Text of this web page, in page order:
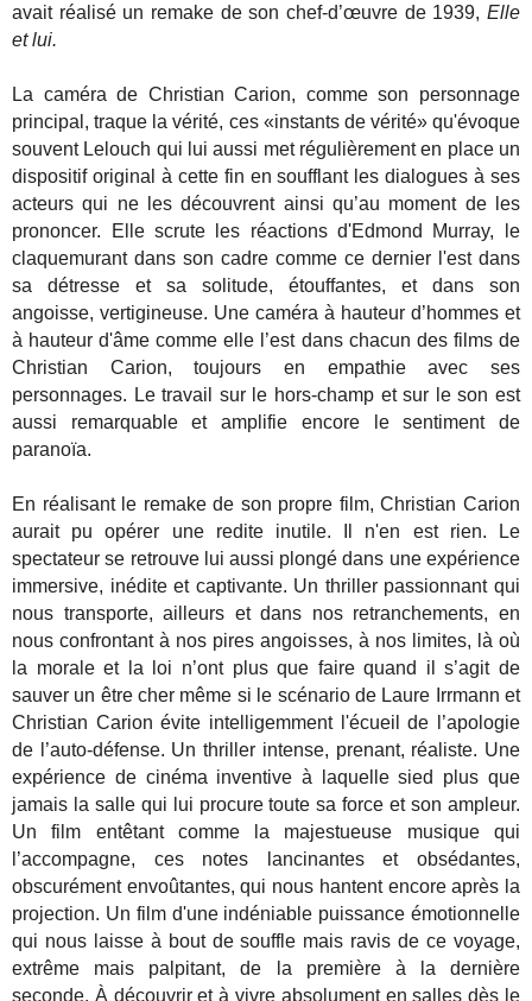
avait réalisé un remake de son chef-d’œuvre de 1939, Elle
et lui.
La caméra de Christian Carion, comme son personnage
principal, traque la vérité, ces «instants de vérité» qu'évoque
souvent Lelouch qui lui aussi met régulièrement en place un
dispositif original à cette fin en soufflant les dialogues à ses
acteurs qui ne les découvrent ainsi qu’au moment de les
prononcer. Elle scrute les réactions d'Edmond Murray, le
claquemurant dans son cadre comme ce dernier l'est dans
sa détresse et sa solitude, étouffantes, et dans son
angoisse, vertigineuse. Une caméra à hauteur d’hommes et
à hauteur d'âme comme elle l’est dans chacun des films de
Christian Carion, toujours en empathie avec ses
personnages. Le travail sur le hors-champ et sur le son est
aussi remarquable et amplifie encore le sentiment de
paranoïa.
En réalisant le remake de son propre film, Christian Carion
aurait pu opérer une redite inutile. Il n'en est rien. Le
spectateur se retrouve lui aussi plongé dans une expérience
immersive, inédite et captivante. Un thriller passionnant qui
nous transporte, ailleurs et dans nos retranchements, en
nous confrontant à nos pires angoisses, à nos limites, là où
la morale et la loi n’ont plus que faire quand il s’agit de
sauver un être cher même si le scénario de Laure Irrmann et
Christian Carion évite intelligemment l'écueil de l’apologie
de l’auto-défense. Un thriller intense, prenant, réaliste. Une
expérience de cinéma inventive à laquelle sied plus que
jamais la salle qui lui procure toute sa force et son ampleur.
Un film entêtant comme la majestueuse musique qui
l’accompagne, ces notes lancinantes et obsédantes,
obscurément envoûtantes, qui nous hantent encore après la
projection. Un film d'une indéniable puissance émotionnelle
qui nous laisse à bout de souffle mais ravis de ce voyage,
extrême mais palpitant, de la première à la dernière
seconde. À découvrir et à vivre absolument en salles dès le